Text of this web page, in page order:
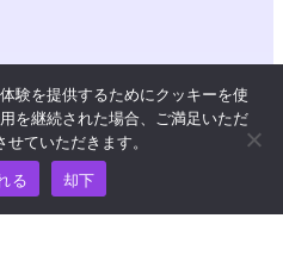
験を提供するためにクッキーを使
を継続された場合、ご満足いただ
ていただきます。
る
却下